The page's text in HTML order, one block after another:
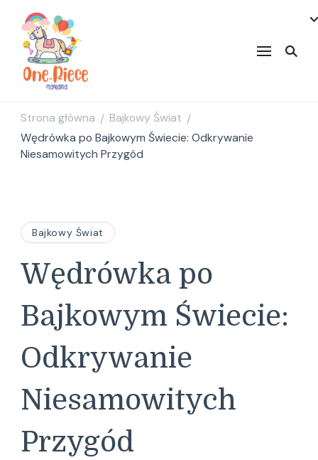
Strona główna / Bajkowy Świat /
Wędrówka po Bajkowym Świecie: Odkrywanie
Niesamowitych Przygód
Bajkowy Świat
Wędrówka po
Bajkowym Świecie:
Odkrywanie
Niesamowitych
Przygód